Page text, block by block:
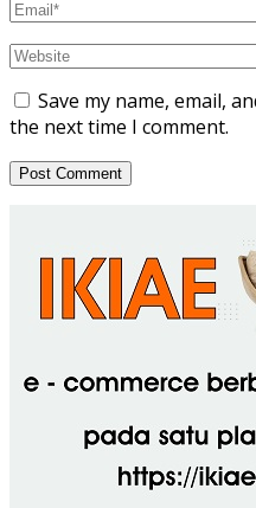
Save my name, email,
the next time I comment.